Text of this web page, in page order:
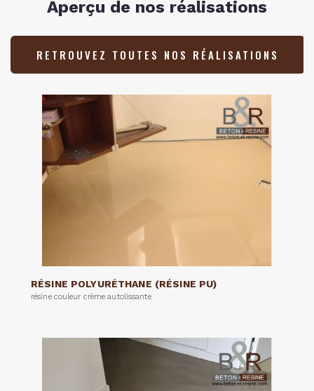
Aperçu de nos réalisations
RETROUVEZ TOUTES NOS RÉALISATIONS
RÉSINE POLYURÉTHANE (RÉSINE PU)
résine couleur crème autolissante